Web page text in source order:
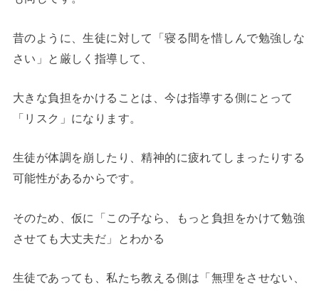
昔のように、生徒に対して「寝る間を惜しんで勉強しな
さい」と厳しく指導して、
大きな負担をかけることは、今は指導する側にとって
「リスク」になります。
生徒が体調を崩したり、精神的に疲れてしまったりする
可能性があるからです。
そのため、仮に「この子なら、もっと負担をかけて勉強
させても大丈夫だ」とわかる
生徒であっても、私たち教える側は「無理をさせない、